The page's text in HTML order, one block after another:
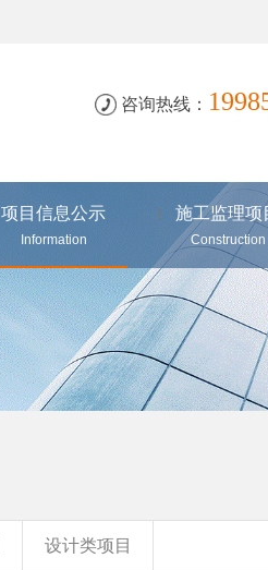
咨询热线：
项目信息公示
Information
施工监理项
Construction
设计类项目